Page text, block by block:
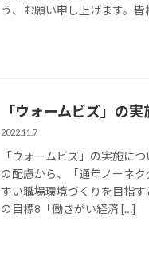
う、お願い申し上げます。皆
「ウォームビズ」の
2022.11.7
「ウォームビズ」の実施に
の配慮から、「通年ノーネ
すい職場環境づくりを目指す
の目標8「働きがい経済 […]